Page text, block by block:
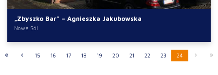
„Zbyszko Bar” – Agnieszka Jakubowska
Nowa Sól
15 16 17 18 19 20 21 22 23 24